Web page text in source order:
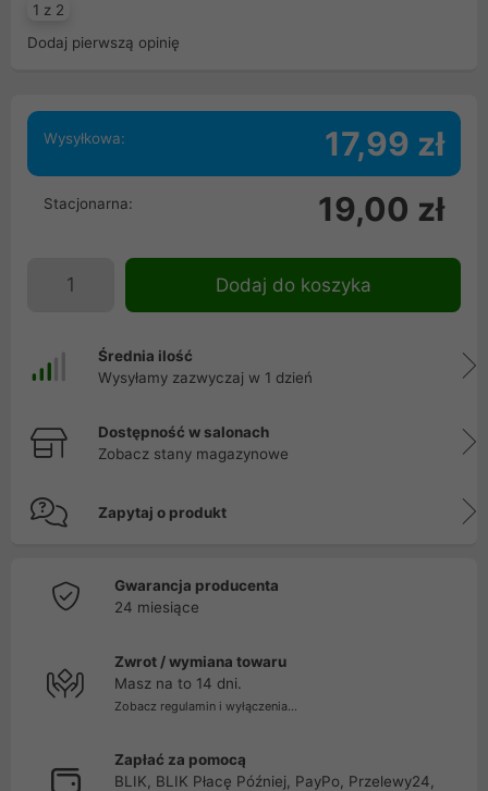
1 z 2
Dodaj pierwszą opinię
Wysyłkowa: 17,99 zł
Stacjonarna: 19,00 zł
Dodaj do koszyka
Średnia ilość
Wysyłamy zazwyczaj w 1 dzień
Dostępność w salonach
Zobacz stany magazynowe
Zapytaj o produkt
Gwarancja producenta
24 miesiące
Zwrot / wymiana towaru
Masz na to 14 dni.
Zobacz regulamin i wyłączenia...
Zapłać za pomocą
BLIK, BLIK Płacę Później, PayPo, Przelewy24,